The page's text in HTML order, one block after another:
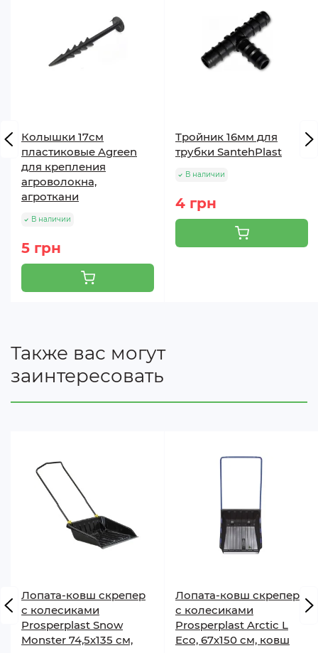
Колышки 17см
пластиковые Agreen
для крепления
агроволокна,
агроткани
В наличии
5 грн
Тройник 16мм для
трубки SantehPlast
В наличии
4 грн
Также вас могут
заинтересовать
Лопата-ковш скрепер
с колесиками
Prosperplast Snow
Monster 74,5х135 см,
Лопата-ковш скрепер
с колесиками
Prosperplast Arctic L
Eco, 67х150 см, ковш